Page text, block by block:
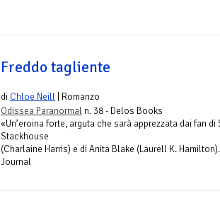
Freddo tagliente
di Chloe Neill | Romanzo
Odissea Paranormal n. 38 - Delos Books
«Un’eroina forte, arguta che sarà apprezzata dai fan di
Stackhouse
(Charlaine Harris) e di Anita Blake (Laurell K.
Journal